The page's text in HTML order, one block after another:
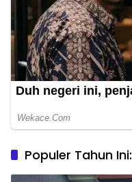
Populer Tahun Ini: